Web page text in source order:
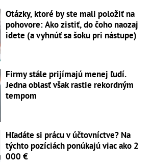
Otázky, ktoré by ste mali položiť na
pohovore: Ako zistiť, do čoho naozaj
idete (a vyhnúť sa šoku pri nástupe)
Firmy stále prijímajú menej ľudí.
Jedna oblasť však rastie rekordným
tempom
Hľadáte si prácu v účtovníctve? Na
týchto pozíciách ponúkajú viac ako 2
000 €